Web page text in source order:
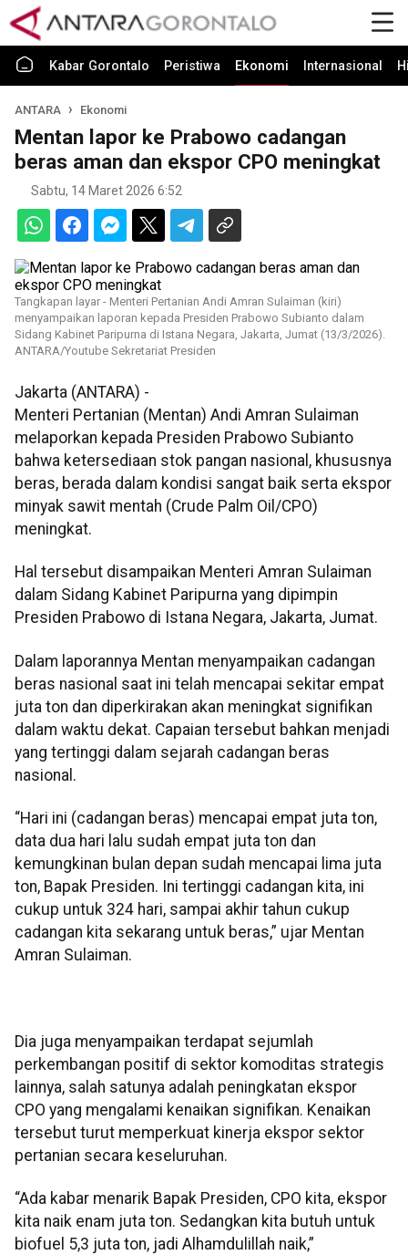
Kabar Gorontalo Peristiwa Ekonomi Internasional
ANTARA Ekonomi
Mentan lapor ke Prabowo cadangan
beras aman dan ekspor CPO meningkat
Sabtu, 14 Maret 2026 6:52
Tangkapan layar - Menteri Pertanian Andi Amran Sulaiman (kiri)
menyampaikan laporan kepada Presiden Prabowo Subianto dalam
Sidang Kabinet Paripurna di Istana Negara, Jakarta, Jumat (13/3/2026).
ANTARA/Youtube Sekretariat Presiden
Jakarta (ANTARA) -
Menteri Pertanian (Mentan) Andi Amran Sulaiman
melaporkan kepada Presiden Prabowo Subianto
bahwa ketersediaan stok pangan nasional, khususnya
beras, berada dalam kondisi sangat baik serta ekspor
minyak sawit mentah (Crude Palm Oil/CPO)
meningkat.
Hal tersebut disampaikan Menteri Amran Sulaiman
dalam Sidang Kabinet Paripurna yang dipimpin
Presiden Prabowo di Istana Negara, Jakarta, Jumat.
Dalam laporannya Mentan menyampaikan cadangan
beras nasional saat ini telah mencapai sekitar empat
juta ton dan diperkirakan akan meningkat signifikan
dalam waktu dekat. Capaian tersebut bahkan menjadi
yang tertinggi dalam sejarah cadangan beras
nasional.
“Hari ini (cadangan beras) mencapai empat juta ton,
data dua hari lalu sudah empat juta ton dan
kemungkinan bulan depan sudah mencapai lima juta
ton, Bapak Presiden. Ini tertinggi cadangan kita, ini
cukup untuk 324 hari, sampai akhir tahun cukup
cadangan kita sekarang untuk beras,” ujar Mentan
Amran Sulaiman.
Dia juga menyampaikan terdapat sejumlah
perkembangan positif di sektor komoditas strategis
lainnya, salah satunya adalah peningkatan ekspor
CPO yang mengalami kenaikan signifikan. Kenaikan
tersebut turut memperkuat kinerja ekspor sektor
pertanian secara keseluruhan.
“Ada kabar menarik Bapak Presiden, CPO kita, ekspor
kita naik enam juta ton. Sedangkan kita butuh untuk
biofuel 5,3 juta ton, jadi Alhamdulillah naik,”